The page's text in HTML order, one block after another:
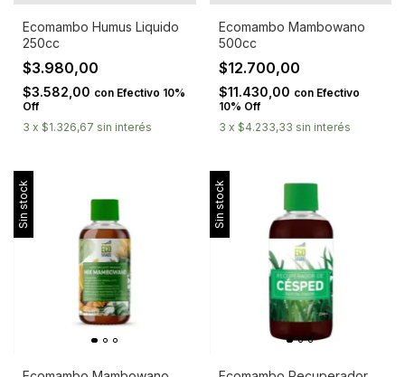
Ecomambo Humus Liquido
250cc
$3.980,00
$3.582,00 con Efectivo 10%
Off
3 x $1.326,67 sin interés
Ecomambo Mambowano
500cc
$12.700,00
$11.430,00 con Efectivo
10% Off
3 x $4.233,33 sin interés
Sin stock Sin stock